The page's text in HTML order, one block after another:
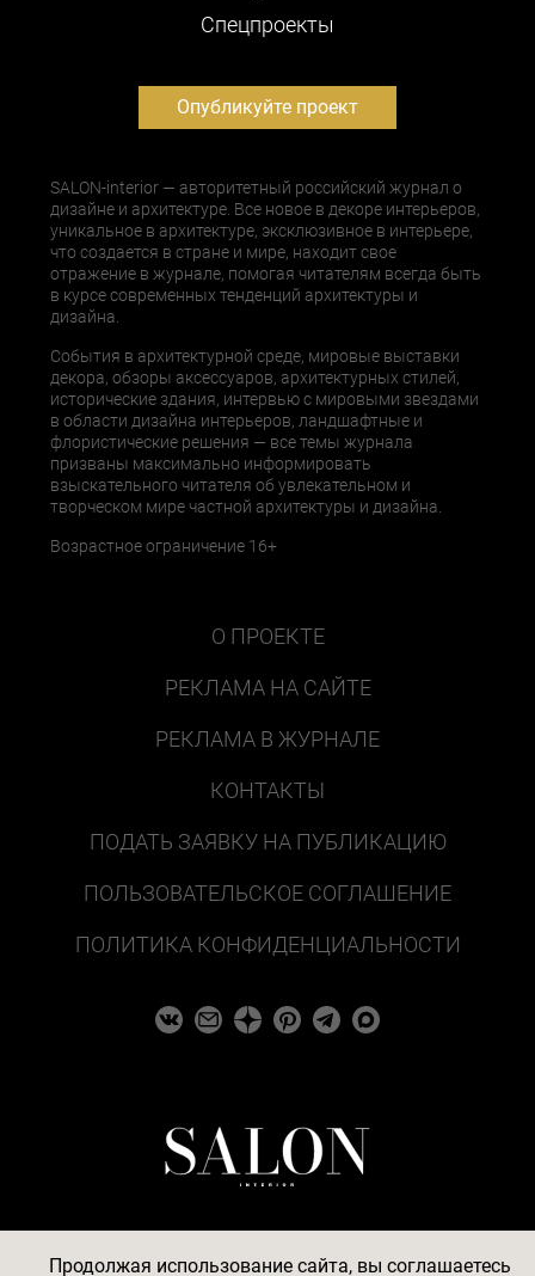
Cпецпроекты
Опубликуйте проект
SALON-interior — авторитетный российский журнал о
дизайне и архитектуре. Все новое в декоре интерьеров,
уникальное в архитектуре, эксклюзивное в интерьере,
что создается в стране и мире, находит свое
отражение в журнале, помогая читателям всегда быть
в курсе современных тенденций архитектуры и
дизайна.
События в архитектурной среде, мировые выставки
декора, обзоры аксессуаров, архитектурных стилей,
исторические здания, интервью с мировыми звездами
в области дизайна интерьеров, ландшафтные и
флористические решения — все темы журнала
призваны максимально информировать
взыскательного читателя об увлекательном и
творческом мире частной архитектуры и дизайна.
Возрастное ограничение 16+
О ПРОЕКТЕ
РЕКЛАМА НА САЙТЕ
РЕКЛАМА В ЖУРНАЛЕ
КОНТАКТЫ
ПОДАТЬ ЗАЯВКУ НА ПУБЛИКАЦИЮ
ПОЛЬЗОВАТЕЛЬСКОЕ СОГЛАШЕНИЕ
ПОЛИТИКА КОНФИДЕНЦИАЛЬНОСТИ
Продолжая использование сайта, вы соглашаетесь